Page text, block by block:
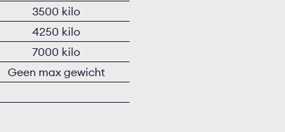
3500 kilo
4250 kilo
7000 kilo
Geen max gewicht